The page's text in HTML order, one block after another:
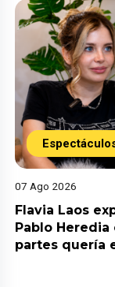
07 Ago 2026
Flavia Laos
Pablo Heredia
partes quería